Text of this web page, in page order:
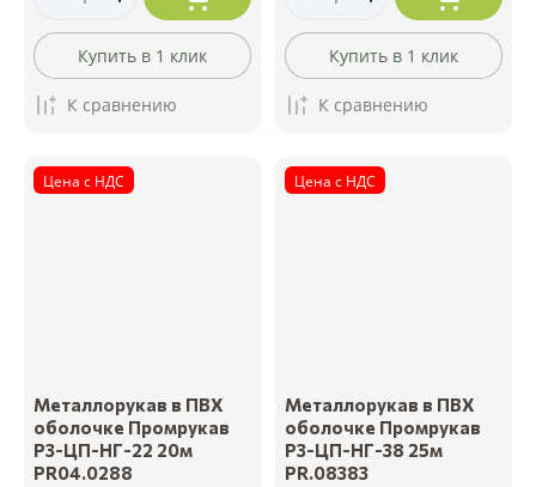
Купить в 1 клик
К сравнению
Купить в 1 клик
К сравнению
Цена с НДС
Металлорукав в ПВХ
оболочке Промрукав
Р3-ЦП-НГ-22 20м
PR04.0288
Цена с НДС
Металлорукав в ПВХ
оболочке Промрукав
Р3-ЦП-НГ-38 25м
PR.08383